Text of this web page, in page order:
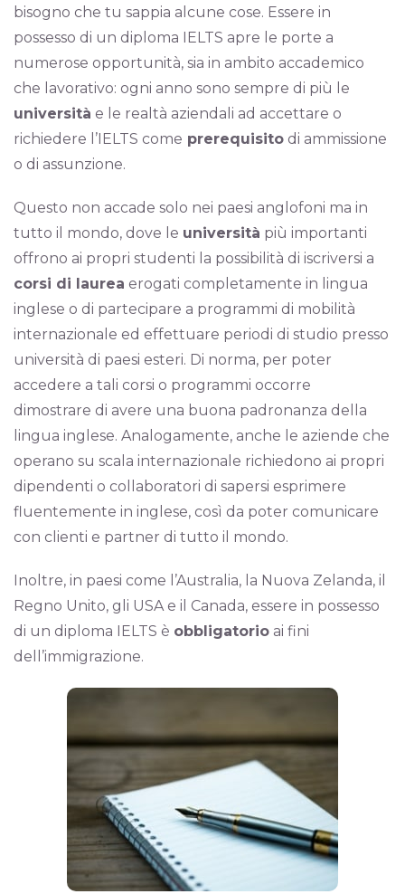
bisogno che tu sappia alcune cose. Essere in
possesso di un diploma IELTS apre le porte a
numerose opportunità, sia in ambito accademico
che lavorativo: ogni anno sono sempre di più le
università e le realtà aziendali ad accettare o
richiedere l’IELTS come prerequisitodi ammissione
o di assunzione.
Questo non accade solo nei paesi anglofoni ma in
tutto il mondo, dove le università più importanti
offrono ai propri studenti la possibilità di iscriversi a
corsi di laurea erogati completamente in lingua
inglese o di partecipare a programmi di mobilità
internazionale ed effettuare periodi di studio presso
università di paesi esteri. Di norma, per poter
accedere a tali corsi o programmi occorre
dimostrare di avere una buona padronanza della
lingua inglese. Analogamente, anche le aziende che
operano su scala internazionale richiedono ai propri
dipendenti o collaboratori di sapersi esprimere
fluentemente in inglese, così da poter comunicare
con clienti e partner di tutto il mondo.
Inoltre, in paesi come l’Australia, la Nuova Zelanda, il
Regno Unito, gli USA e il Canada, essere in possesso
di un diploma IELTS è obbligatorioai fini
dell’immigrazione.